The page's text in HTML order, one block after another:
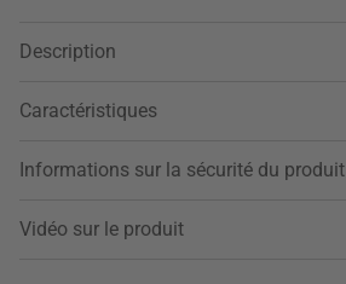
Description
Caractéristiques
Informations sur la sécurité du produit
Vidéo sur le produit